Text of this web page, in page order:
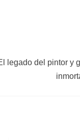
legado del pintor y